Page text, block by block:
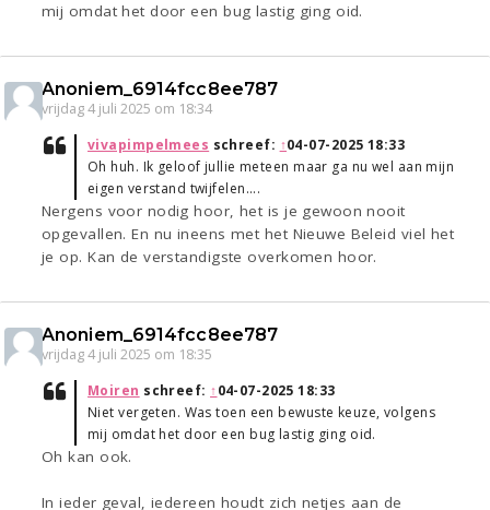
mij omdat het door een bug lastig ging oid.
Anoniem_6914fcc8ee787
vrijdag 4 juli 2025 om 18:34
vivapimpelmees schreef: ↑04-07-2025 18:33
Oh huh. Ik geloof jullie meteen maar ga nu wel aan mijn
eigen verstand twijfelen....
Nergens voor nodig hoor, het is je gewoon nooit
opgevallen. En nu ineens met het Nieuwe Beleid viel het
je op. Kan de verstandigste overkomen hoor.
Anoniem_6914fcc8ee787
vrijdag 4 juli 2025 om 18:35
Moiren schreef: ↑04-07-2025 18:33
Niet vergeten. Was toen een bewuste keuze, volgens
mij omdat het door een bug lastig ging oid.
Oh kan ook.
In ieder geval, iedereen houdt zich netjes aan de